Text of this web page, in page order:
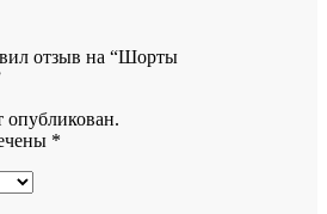
отзыв на “Шорты
опубликован.
*